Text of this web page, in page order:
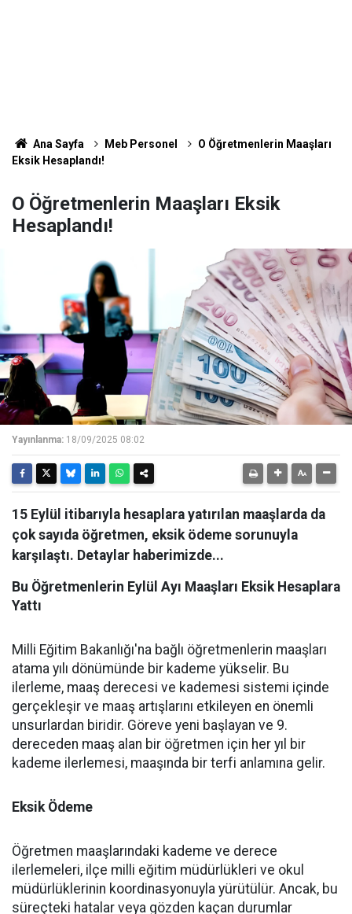
Ana Sayfa Meb Personel
O Öğretmenlerin Maaşları
Eksik Hesaplandı!
O Öğretmenlerin Maaşları Eksik
Hesaplandı!
Yayınlanma: 18/09/2025 08:02
15 Eylül itibarıyla hesaplara yatırılan maaşlarda da
çok sayıda öğretmen, eksik ödeme sorunuyla
karşılaştı. Detaylar haberimizde...
Bu Öğretmenlerin Eylül Ayı Maaşları Eksik Hesaplara
Yattı
Milli Eğitim Bakanlığı'na bağlı öğretmenlerin maaşları
atama yılı dönümünde bir kademe yükselir. Bu
ilerleme, maaş derecesi ve kademesi sistemi içinde
gerçekleşir ve maaş artışlarını etkileyen en önemli
unsurlardan biridir. Göreve yeni başlayan ve 9.
dereceden maaş alan bir öğretmen için her yıl bir
kademe ilerlemesi, maaşında bir terfi anlamına gelir.
Eksik Ödeme
Öğretmen maaşlarındaki kademe ve derece
ilerlemeleri, ilçe milli eğitim müdürlükleri ve okul
müdürlüklerinin koordinasyonuyla yürütülür. Ancak, bu
süreçteki hatalar veya gözden kaçan durumlar